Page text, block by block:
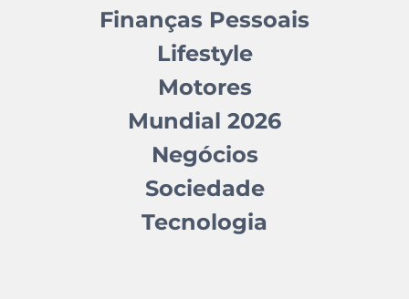
Finanças Pessoais
Lifestyle
Motores
Mundial 2026
Negócios
Sociedade
Tecnologia